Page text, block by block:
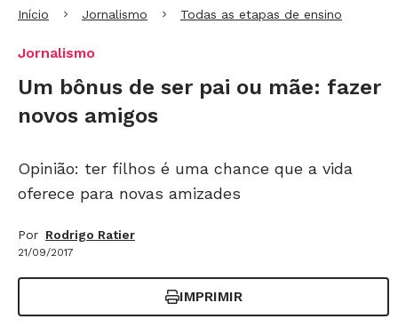
Início Jornalismo Todas as etapas de ensino
Jornalismo
Um bônus de ser pai ou mãe: fazer
novos amigos
Opinião: ter filhos é uma chance que a vida
oferece para novas amizades
Por Rodrigo Ratier
21/09/2017
IMPRIMIR